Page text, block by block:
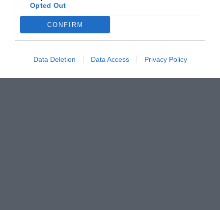
Opted Out
CONFIRM
Data Deletion Data Access Privacy Policy